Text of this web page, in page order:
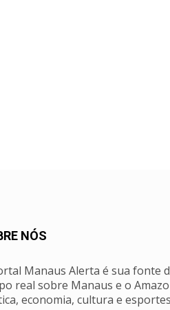
NÓS
Manaus Alerta é sua fonte
real sobre Manaus e o
economia, cultura e